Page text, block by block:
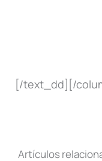
[/text_dd][/
Artículos